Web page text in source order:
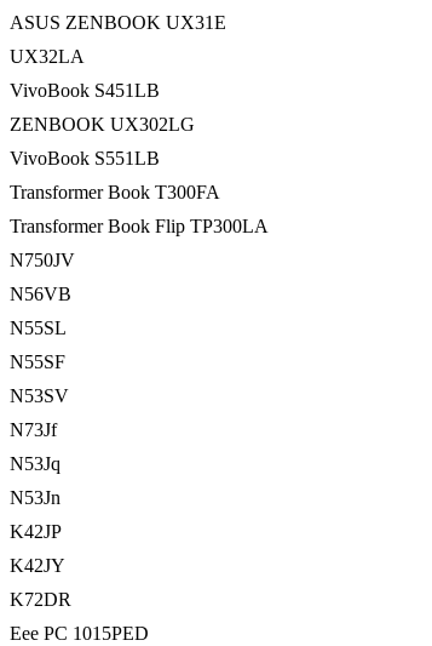
ASUS ZENBOOK UX31E
UX32LA
VivoBook S451LB
ZENBOOK UX302LG
VivoBook S551LB
Transformer Book T300FA
Transformer Book Flip TP300LA
N750JV
N56VB
N55SL
N55SF
N53SV
N73Jf
N53Jq
N53Jn
K42JP
K42JY
K72DR
Eee PC 1015PED